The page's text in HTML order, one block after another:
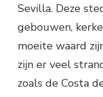
Sevilla. Deze
gebouwen,
moeite waard
zijn er veel
zoals de Costa